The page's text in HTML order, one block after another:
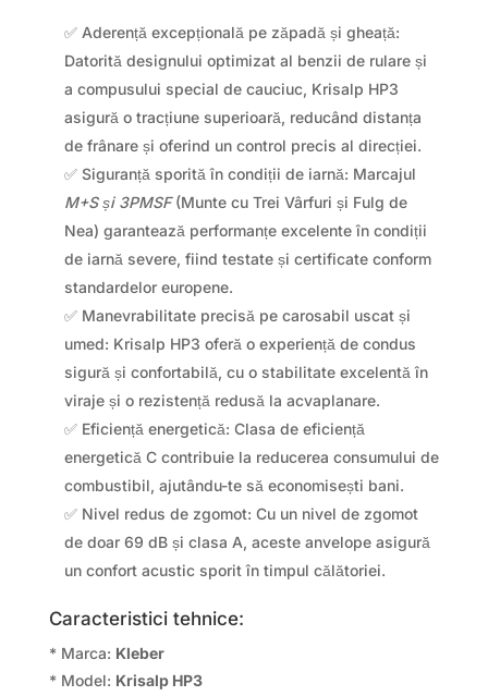
✅ Aderență excepțională pe zăpadă și gheață:
Datorită designului optimizat al benzii de rulare și
a compusului special de cauciuc, Krisalp HP3
asigură o tracțiune superioară, reducând distanța
de frânare și oferind un control precis al direcției.
✅ Siguranță sporită în condiții de iarnă: Marcajul
M+S și 3PMSF(Munte cu Trei Vârfuri și Fulg de
Nea) garantează performanțe excelente în condiții
de iarnă severe, fiind testate și certificate conform
standardelor europene.
✅ Manevrabilitate precisă pe carosabil uscat și
umed: Krisalp HP3 oferă o experiență de condus
sigură și confortabilă, cu o stabilitate excelentă în
viraje și o rezistență redusă la acvaplanare.
✅ Eficiență energetică: Clasa de eficiență
energetică C contribuie la reducerea consumului de
combustibil, ajutându-te să economisești bani.
✅ Nivel redus de zgomot: Cu un nivel de zgomot
de doar 69 dB și clasa A, aceste anvelope asigură
un confort acustic sporit în timpul călătoriei.
Caracteristici tehnice:
* Marca: Kleber
* Model: Krisalp HP3